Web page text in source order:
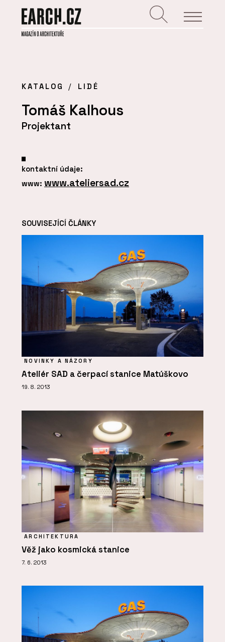
KATALOG LIDÉ
Tomáš Kalhous
Projektant
kontaktní údaje:
www: www.ateliersad.cz
SOUVISEJÍCÍ ČLÁNKY
NOVINKY A NÁZORY
Ateliér SAD a čerpací stanice Matúškovo
19. 8. 2013
ARCHITEKTURA
Věž jako kosmická stanice
7. 6. 2013